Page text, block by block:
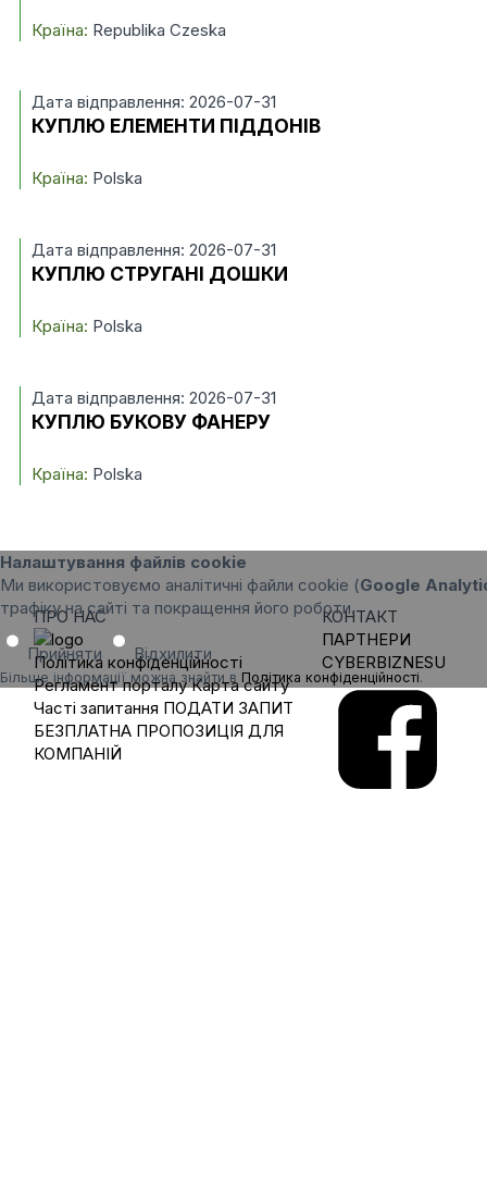
Країна: Republika Czeska
Дата відправлення: 2026-07-31
КУПЛЮ ЕЛЕМЕНТИ ПІДДОНІВ
Країна: Polska
Дата відправлення: 2026-07-31
КУПЛЮ СТРУГАНІ ДОШКИ
Країна: Polska
Дата відправлення: 2026-07-31
КУПЛЮ БУКОВУ ФАНЕРУ
Країна: Polska
Налаштування файлів cookie
Ми використовуємо аналітичні файли cookie (Google
трафіку на сайті та покращення його роботи.
Прийняти Відхилити
Більше інформації можна знайти в Політика конфіденційності.
ПРО НАС
Політика конфіденційності
Регламент порталу Карта сайту
Часті запитання ПОДАТИ ЗАПИТ
БЕЗПЛАТНА ПРОПОЗИЦІЯ ДЛЯ
КОМПАНІЙ
КОНТАКТ
ПАРТНЕРИ
CYBERBIZNESU